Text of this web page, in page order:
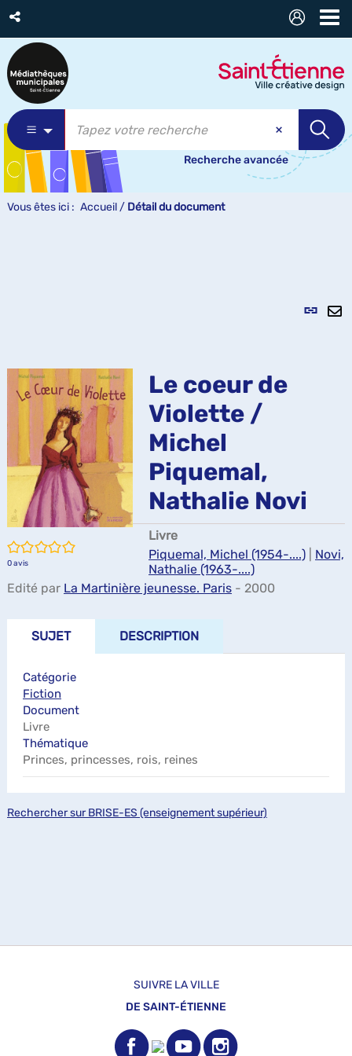
Recherche avancée
Vous êtes ici : Accueil / Détail du document
Lien
/5
0avis
Le coeur de
Violette /
Michel
Piquemal,
Nathalie Novi
Livre
Piquemal, Michel (1954-....)
Novi,
Nathalie (1963-....)
Edité par La Martinière jeunesse. Paris - 2000
SUJET DESCRIPTION
Catégorie
Fiction
Document
Livre
Thématique
Princes, princesses, rois, reines
Rechercher sur BRISE-ES (enseignement supérieur)
SUIVRE LA VILLE
DE SAINT-ÉTIENNE